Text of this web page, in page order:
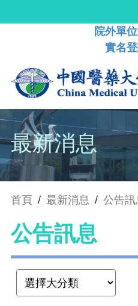
院外單
實名
最新消息
首頁 / 最新消息 / 公告訊
公告訊息